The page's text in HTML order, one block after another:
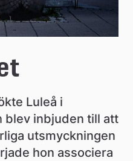
Luleå i
blev inbjuden till att
utsmyckningen
hon associera